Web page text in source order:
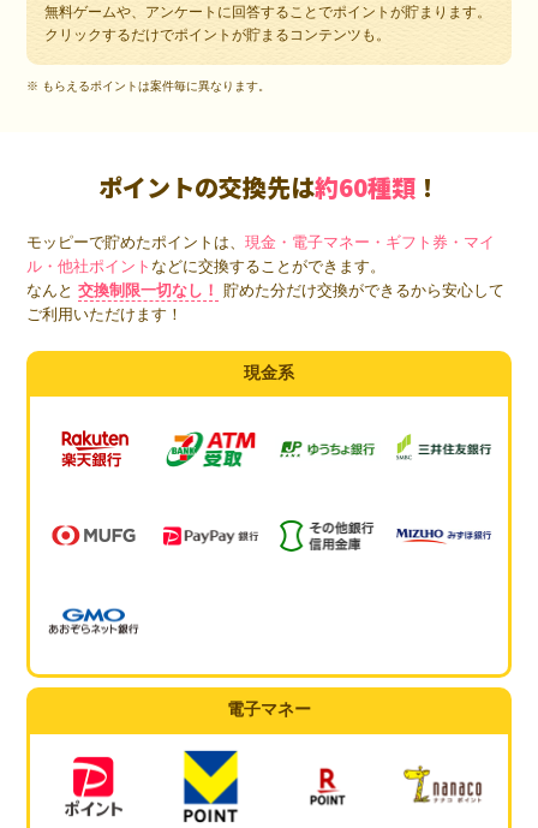
無料ゲームや、アンケートに回答することでポイントが貯まります。
クリックするだけでポイントが貯まるコンテンツも。
※ もらえるポイントは案件毎に異なります。
ポイントの交換先は約60種類 ！
モッピーで貯めたポイントは、現金・電子マネー・ギフト券・マイ
ル・他社ポイントなどに交換することができます。
なんと 交換制限一切なし！
貯めた分だけ交換ができるから安心して
ご利用いただけます！
現金系
電子マネー